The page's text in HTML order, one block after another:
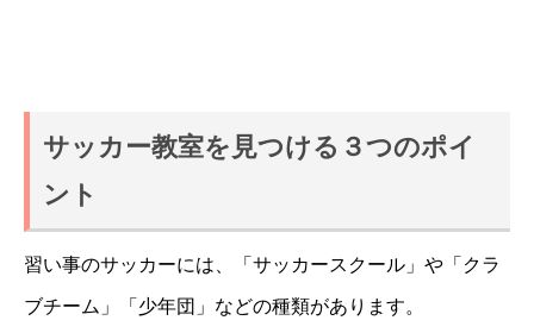
サッカー教室を見つける３つのポイ
ント
習い事のサッカーには、「サッカースクール」や「クラ
ブチーム」「少年団」などの種類があります。